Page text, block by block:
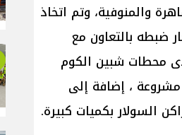
والمنوفية، وتم اتخاذ
ضبطه بالتعاون مع
محطات شبين الكوم
مشروعة ، إضافة إلى
السولار بكميات كبيرة.